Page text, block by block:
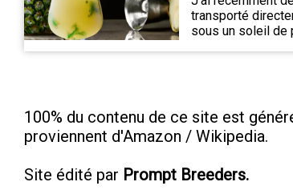
transporté
sous un soleil de
100% du contenu de ce site est
proviennent d'Amazon / Wikipedia.
Site édité par Prompt Breeders.